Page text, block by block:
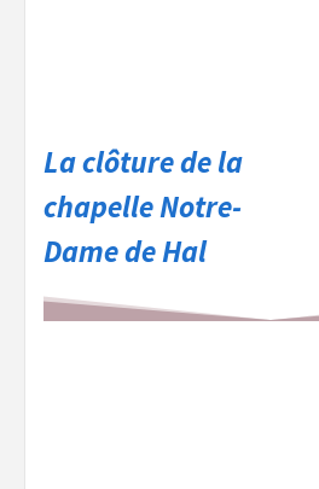
La clôture de la
chapelle Notre-
Dame de Hal